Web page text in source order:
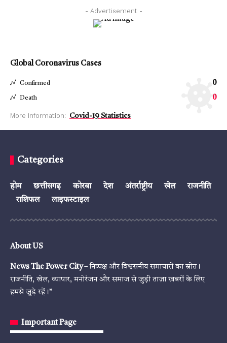
- Advertisement -
Global Coronavirus Cases
Confirmed 0
Death 0
More Information: Covid-19 Statistics
Categories
होम छत्तीसगढ़ कोरबा देश अंतर्राष्ट्रीय खेल
राजनीति
राशिफल
लाइफस्टाइल
About US
News The Power City– निष्पक्ष और विश्वसनीय समाचारों का स्रोत।
राजनीति, खेल, व्यापार, मनोरंजन और समाज से जुड़ी ताज़ा खबरों के लिए
हमसे जुड़े रहें।”
Important Page